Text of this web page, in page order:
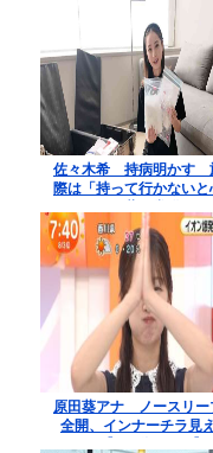
佐々木希 持病明かす
際は「持って行かないと
原田葵アナ ノースリー
全開、インナーチラ見